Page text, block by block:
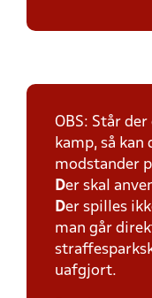
OBS: Står
kamp, så kan
modstander
Der skal
Der spilles
man går
uafgjort.